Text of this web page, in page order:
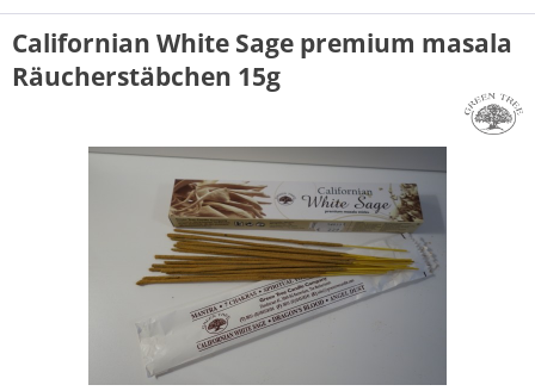
Californian White Sage premium masala
Räucherstäbchen 15g